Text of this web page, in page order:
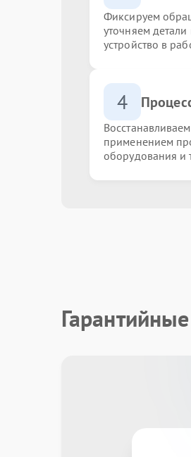
Фиксируем
уточняем
устройство в
4
применением
оборудования и